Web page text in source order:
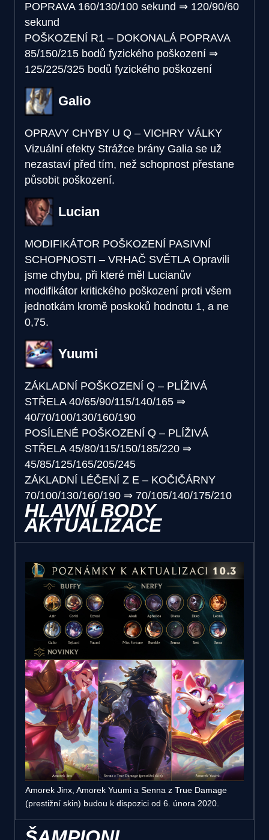
POPRAVA 160/130/100 sekund ⇒ 120/90/60
sekund
POŠKOZENÍ R1 – DOKONALÁ POPRAVA
85/150/215 bodů fyzického poškození ⇒
125/225/325 bodů fyzického poškození
Galio
OPRAVY CHYBY U Q – VICHRY VÁLKY
Vizuální efekty Strážce brány Galia se už
nezastaví před tím, než schopnost přestane
působit poškození.
Lucian
MODIFIKÁTOR POŠKOZENÍ PASIVNÍ
SCHOPNOSTI – VRHAČ SVĚTLA Opravili
jsme chybu, při které měl Lucianův
modifikátor kritického poškození proti všem
jednotkám kromě poskoků hodnotu 1, a ne
0,75.
Yuumi
ZÁKLADNÍ POŠKOZENÍ Q – PLÍŽIVÁ
STŘELA 40/65/90/115/140/165 ⇒
40/70/100/130/160/190
POSÍLENÉ POŠKOZENÍ Q – PLÍŽIVÁ
STŘELA 45/80/115/150/185/220 ⇒
45/85/125/165/205/245
ZÁKLADNÍ LÉČENÍ Z E – KOČIČÁRNY
70/100/130/160/190 ⇒ 70/105/140/175/210
HLAVNÍ BODY
AKTUALIZACE
Amorek Jinx, Amorek Yuumi a Senna z True Damage
(prestižní skin) budou k dispozici od 6. února 2020.